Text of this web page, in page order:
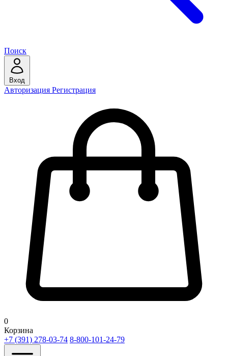
Поиск
Вход
Авторизация Регистрация
0
Корзина
+7 (391) 278-03-74 8-800-101-24-79